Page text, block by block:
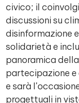
civico; il
discussioni su
disinformazione
solidarietà e
panoramica
partecipazione
e sarà
progettuali in